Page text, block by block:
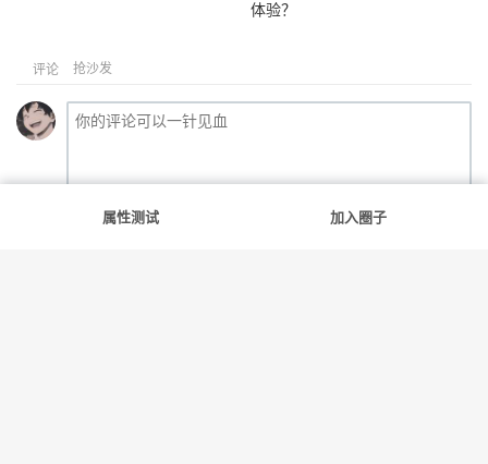
体验？
评论 抢沙发
提交评论
属性测试 加入圈子